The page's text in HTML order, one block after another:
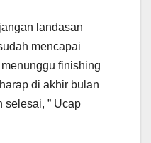
landasan
mencapai
finishing
di akhir bulan
selesai, ” Ucap